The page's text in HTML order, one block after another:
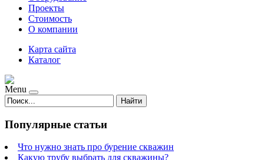
Проекты
Стоимость
О компании
Карта сайта
Каталог
Menu
Найти
Популярные статьи
Что нужно знать про бурение скважин
Какую трубу выбрать для скважины?